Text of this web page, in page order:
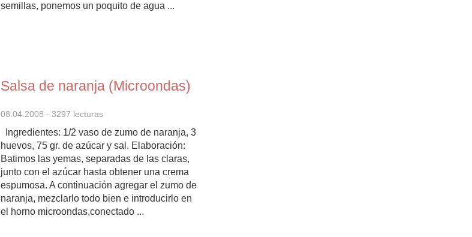
semillas, ponemos un poquito de agua ...
Salsa de naranja (Microondas)
08.04.2008 - 3297 lecturas
Ingredientes: 1/2 vaso de zumo de naranja, 3
huevos, 75 gr. de azúcar y sal. Elaboración:
Batimos las yemas, separadas de las claras,
junto con el azúcar hasta obtener una crema
espumosa. A continuación agregar el zumo de
naranja, mezclarlo todo bien e introducirlo en
el horno microondas,conectado ...